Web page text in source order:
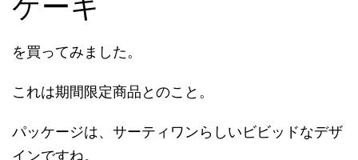
を買ってみました。
これは期間限定商品とのこと。
パッケージは、サーティワンらしいビビッドなデザ
インですね。